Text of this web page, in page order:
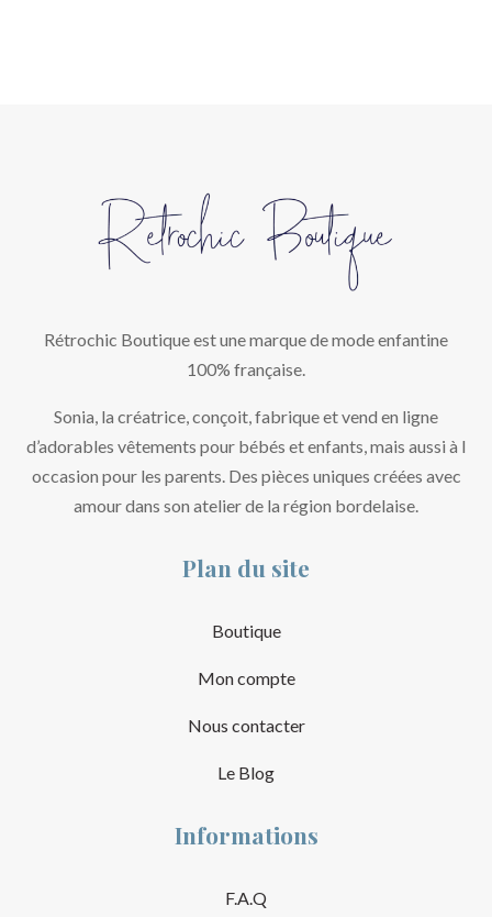
Rétrochic Boutique est une marque de mode enfantine
100% française.
Sonia, la créatrice, conçoit, fabrique et vend en ligne
d’adorables vêtements pour bébés et enfants, mais aussi à l
occasion pour les parents. Des pièces uniques créées avec
amour dans son atelier de la région bordelaise.
Plan du site
Boutique
Mon compte
Nous contacter
Le Blog
Informations
F.A.Q